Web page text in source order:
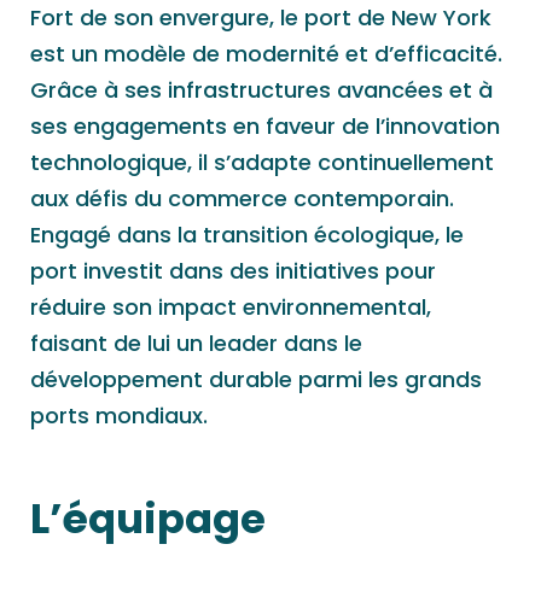
Fort de son envergure, le port de New York
est un modèle de modernité et d’efficacité.
Grâce à ses infrastructures avancées et à
ses engagements en faveur de l’innovation
technologique, il s’adapte continuellement
aux défis du commerce contemporain.
Engagé dans la transition écologique, le
port investit dans des initiatives pour
réduire son impact environnemental,
faisant de lui un leader dans le
développement durable parmi les grands
ports mondiaux.
L’équipage